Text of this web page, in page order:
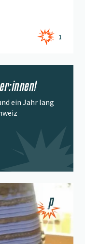
1
ein Jahr lang
" öffnen